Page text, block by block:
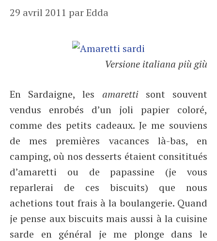
29 avril 2011 parEdda
Versione italiana più giù
En Sardaigne, les amarettisont souvent
vendus enrobés d’un joli papier coloré,
comme des petits cadeaux. Je me souviens
de mes premières vacances là-bas, en
camping, où nos desserts étaient consititués
d’amaretti ou de papassine (je vous
reparlerai de ces biscuits) que nous
achetions tout frais à la boulangerie. Quand
je pense aux biscuits mais aussi à la cuisine
sarde en général je me plonge dans le